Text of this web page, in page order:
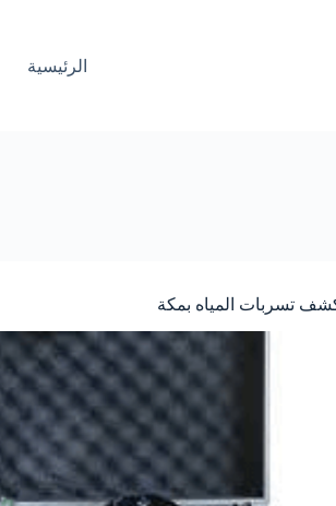
الرئيسية
تسربات المياه بمكة